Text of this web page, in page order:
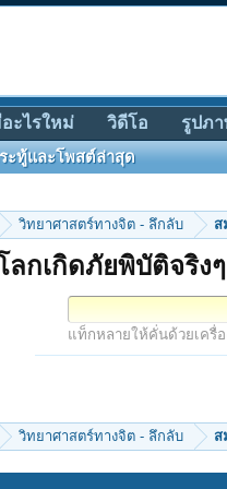
วิทยาศาสตร์ทางจิต - ลึกลับ ส
กเกิดภัยพิบัติจริง
แท็กหลายให้คั่นด้วยเครื่
วิทยาศาสตร์ทางจิต - ลึกลับ ส
ะทู้และโพสต์ล่าสุด
ะไรใหม่ วิดีโอ รูปภ